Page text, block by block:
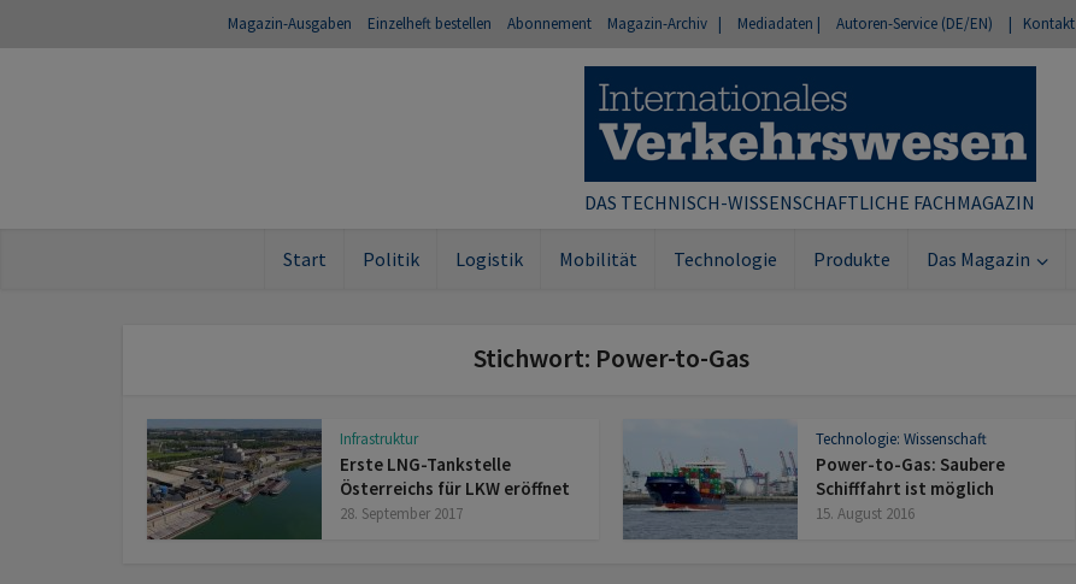
Magazin-Ausgaben Einzelheft bestellen Abonnement Magazin-Archiv | Mediadaten | Autoren-Service (DE/EN) | Kontakt
DAS TECHNISCH-WISSENSCHAFTLICHE FACHMAGAZIN
Start Politik Logistik Mobilität Technologie Produkte Das Magazin
Stichwort: Power-to-Gas
Infrastruktur
Erste LNG-Tankstelle
Österreichs für LKW eröffnet
28. September 2017
Technologie: Wissenschaft
Power-to-Gas: Saubere
Schifffahrt ist möglich
15. August 2016